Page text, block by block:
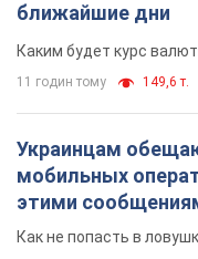
ближайшие дни
Каким будет курс
11 годин тому 149,6 т.
Украинцам
мобильных
этими
Как не попасть в